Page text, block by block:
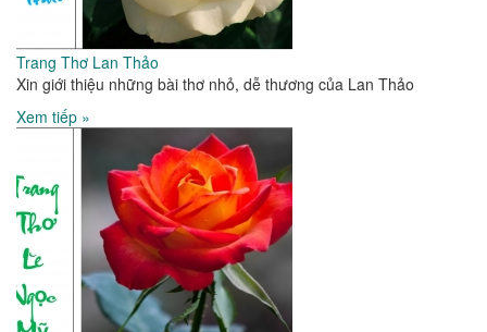
Trang Thơ Lan Thảo
Xin giới thiệu những bài thơ nhỏ, dễ thương của Lan Thảo
Xem tiếp »